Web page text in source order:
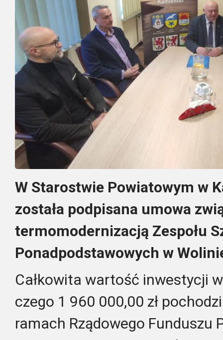
W Starostwie Powiatowym w
została podpisana umowa
termomodernizacją Zespołu
Ponadpodstawowych w
Całkowita wartość inwestycji
czego 1 960 000,00 zł
ramach Rządowego Funduszu